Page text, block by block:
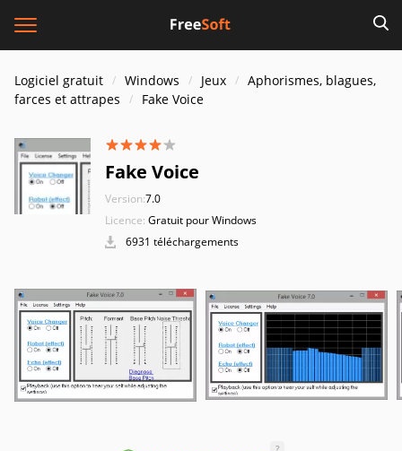
Logiciel gratuit Windows Jeux
Aphorismes, blagues,
farces et attrapes
Fake Voice
Fake Voice
Version:7.0
Licence: Gratuit pour Windows
6931 téléchargements
?